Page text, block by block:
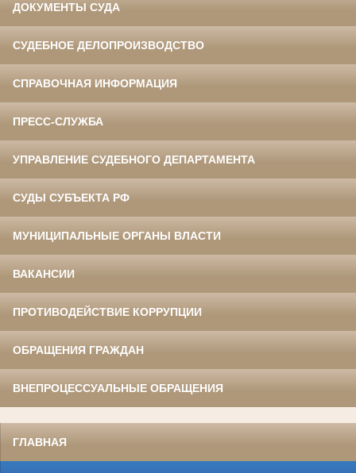
ДОКУМЕНТЫ СУДА
СУДЕБНОЕ ДЕЛОПРОИЗВОДСТВО
СПРАВОЧНАЯ ИНФОРМАЦИЯ
ПРЕСС-СЛУЖБА
УПРАВЛЕНИЕ СУДЕБНОГО ДЕПАРТАМЕНТА
СУДЫ СУБЪЕКТА РФ
МУНИЦИПАЛЬНЫЕ ОРГАНЫ ВЛАСТИ
ВАКАНСИИ
ПРОТИВОДЕЙСТВИЕ КОРРУПЦИИ
ОБРАЩЕНИЯ ГРАЖДАН
ВНЕПРОЦЕССУАЛЬНЫЕ ОБРАЩЕНИЯ
ГЛАВНАЯ